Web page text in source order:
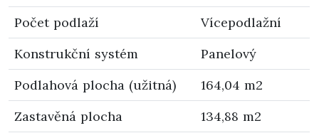
Počet podlaží
Vícepodlažní
Konstrukční systém
Panelový
Podlahová plocha (užitná)
164,04 m2
Zastavěná plocha
134,88 m2